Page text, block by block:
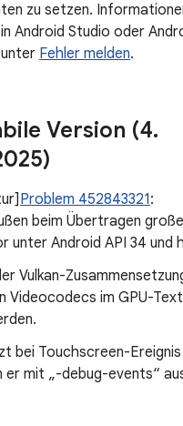
zu setzen.
Android Studio oder
Fehler melden.
Version (4.
Problem 452843321:
beim Übertragen
unter Android API 34 und
Vulkan-
Videocodecs im GPU-
bei Touchscreen-
er mit „-debug-events“